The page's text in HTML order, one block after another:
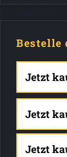
Bestelle
Jetzt
Jetzt
Jetzt